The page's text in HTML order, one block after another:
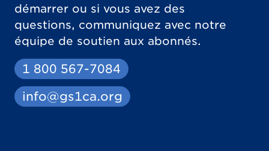
démarrer ou si vous avez des
questions, communiquez avec notre
équipe de soutien aux abonnés.
1 800 567-7084
info@gs1ca.org